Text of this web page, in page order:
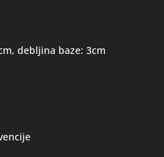
debljina baze: 3cm